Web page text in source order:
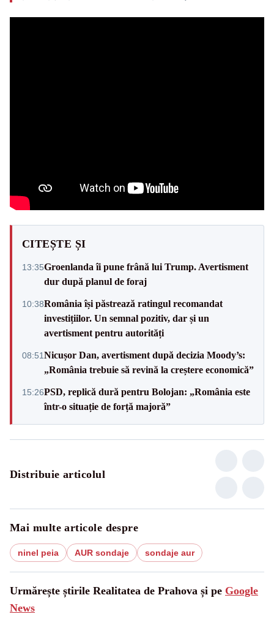
CITEȘTE ȘI
13:35Groenlanda îi pune frână lui Trump. Avertisment
dur după planul de foraj
10:38România își păstrează ratingul recomandat
investițiilor. Un semnal pozitiv, dar și un
avertisment pentru autorități
08:51Nicușor Dan, avertisment după decizia Moody’s:
„România trebuie să revină la creștere economică”
15:26PSD, replică dură pentru Bolojan: „România este
într-o situație de forță majoră”
Distribuie articolul
Mai multe articole despre
ninel peia AUR sondaje sondaje aur
Urmărește știrile Realitatea de Prahova și pe Google
News